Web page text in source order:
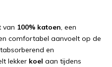
van 100% katoen , een
comfortabel aanvoelt op de
en
lekker koel aan tijdens